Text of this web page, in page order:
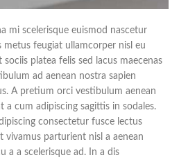
mi scelerisque euismod nascetur
metus feugiat ullamcorper nisl eu
sociis platea felis sed lacus maecenas
ad aenean nostra sapien
A pretium orci vestibulum aenean
a cum adipiscing sagittis in sodales.
consectetur fusce lectus
parturient nisl a aenean
a a scelerisque ad. In a dis